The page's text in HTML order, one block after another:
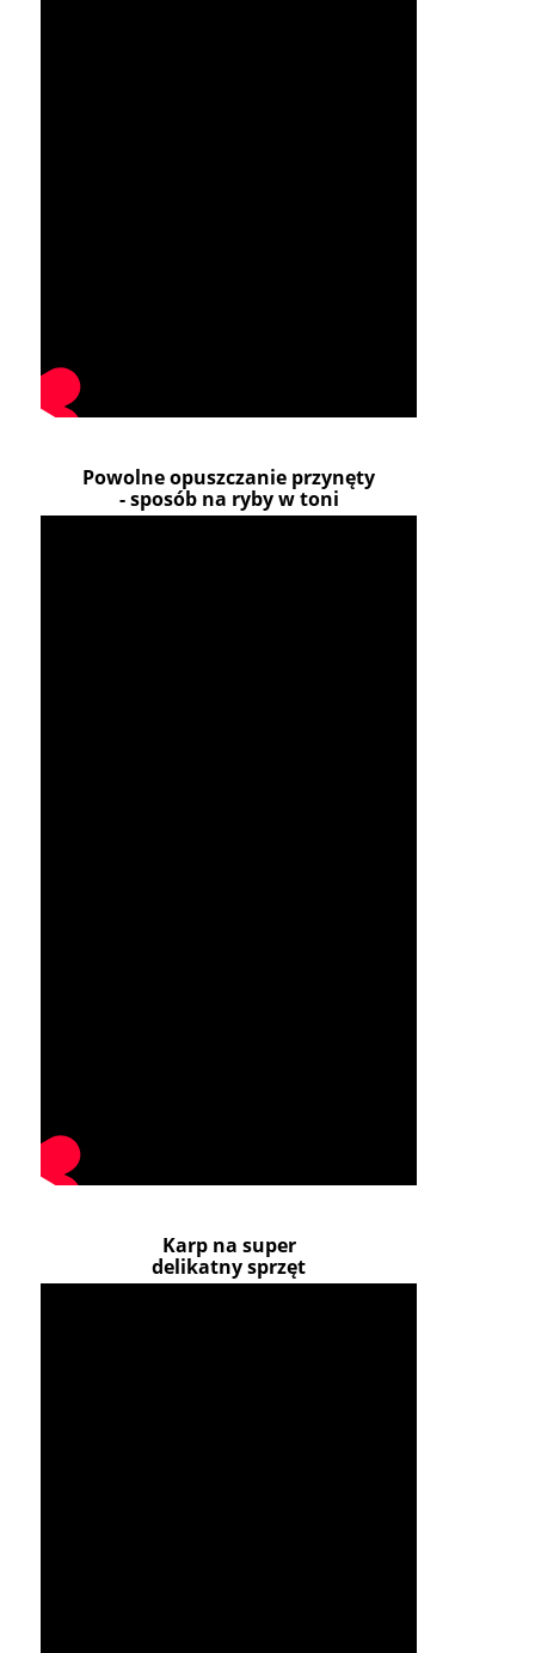
Powolne opuszczanie przynęty
- sposób na ryby w toni
Karp na super
delikatny sprzęt